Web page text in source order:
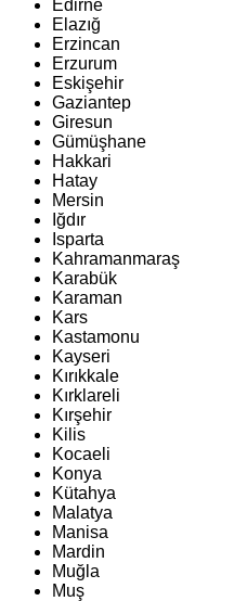
Edirne
Elazığ
Erzincan
Erzurum
Eskişehir
Gaziantep
Giresun
Gümüşhane
Hakkari
Hatay
Mersin
Iğdır
Isparta
Kahramanmaraş
Karabük
Karaman
Kars
Kastamonu
Kayseri
Kırıkkale
Kırklareli
Kırşehir
Kilis
Kocaeli
Konya
Kütahya
Malatya
Manisa
Mardin
Muğla
Muş